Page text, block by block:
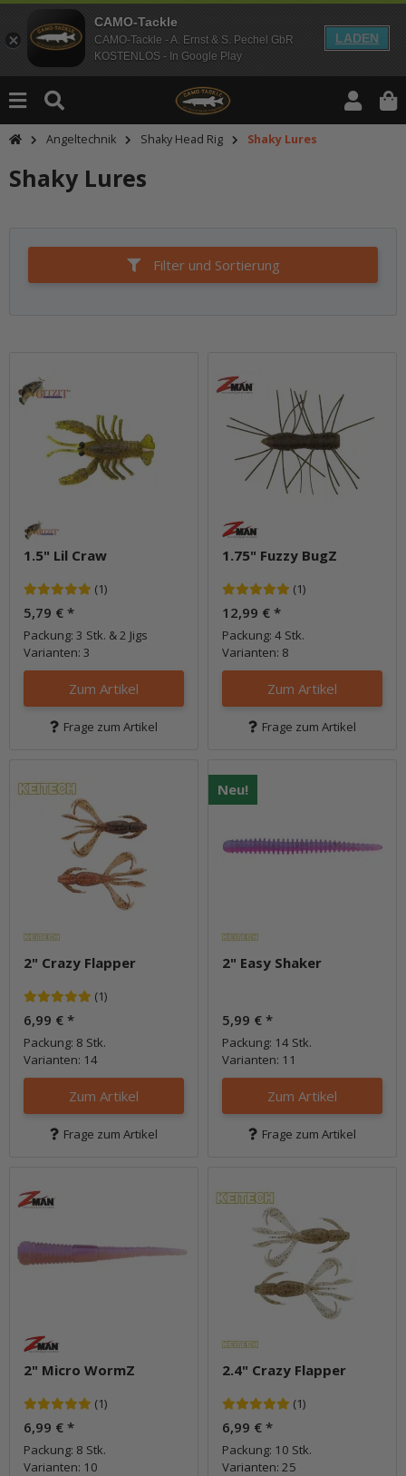
CAMO-Tackle
CAMO-Tackle - A. Ernst & S. Pechel GbR
KOSTENLOS - In Google Play
LADEN
Angeltechnik Shaky Head Rig Shaky Lures
Shaky Lures
Filter und Sortierung
1.5" Lil Craw
(1)
5,79 € *
Packung: 3 Stk. & 2 Jigs
Varianten: 3
Zum Artikel
Frage zum Artikel
1.75" Fuzzy BugZ
(1)
12,99 € *
Packung: 4 Stk.
Varianten: 8
Zum Artikel
Frage zum Artikel
2" Crazy Flapper
(1)
6,99 € *
Packung: 8 Stk.
Varianten: 14
Zum Artikel
Frage zum Artikel
Neu!
2" Easy Shaker
5,99 € *
Packung: 14 Stk.
Varianten: 11
Zum Artikel
Frage zum Artikel
2" Micro WormZ
(1)
6,99 € *
Packung: 8 Stk.
Varianten: 10
2.4" Crazy Flapper
(1)
6,99 € *
Packung: 10 Stk.
Varianten: 25